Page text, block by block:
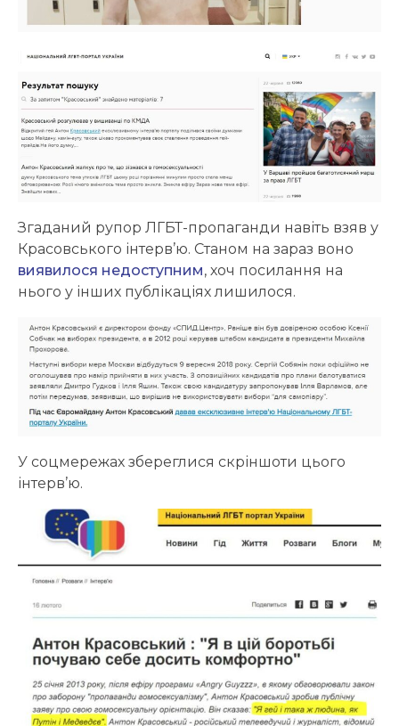
Згаданий рупор ЛГБТ-пропаганди навіть взяв у
Красовського інтерв’ю. Станом на зараз воно
виявилося недоступним, хоч посилання на
нього у інших публікаціях лишилося.
У соцмережах збереглися скріншоти цього
інтерв’ю.